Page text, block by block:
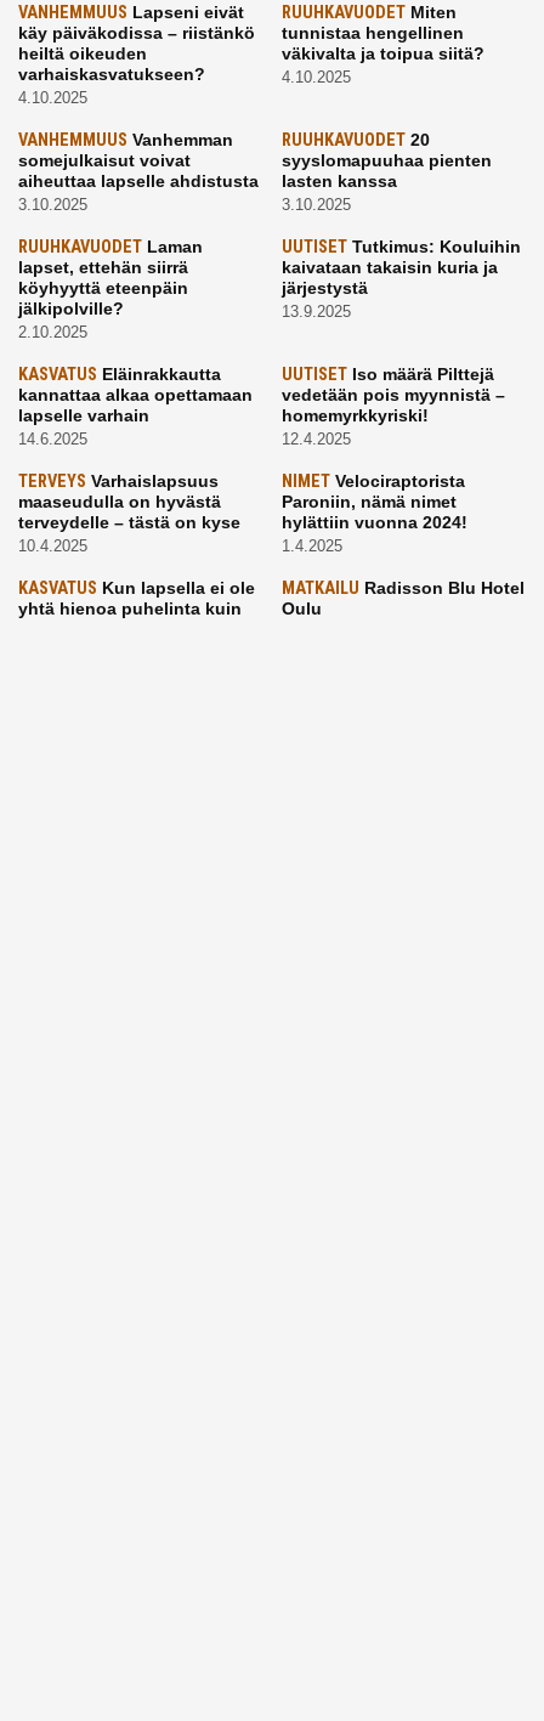
VANHEMMUUS Lapseni eivät
käy päiväkodissa – riistänkö
heiltä oikeuden
varhaiskasvatukseen?
4.10.2025
RUUHKAVUODETMiten
tunnistaa hengellinen
väkivalta ja toipua siitä?
4.10.2025
VANHEMMUUS Vanhemman
somejulkaisut voivat
aiheuttaa lapselle ahdistusta
3.10.2025
RUUHKAVUODET20
syyslomapuuhaa pienten
lasten kanssa
3.10.2025
RUUHKAVUODET Laman
lapset, ettehän siirrä
köyhyyttä eteenpäin
jälkipolville?
2.10.2025
UUTISETTutkimus: Kouluihin
kaivataan takaisin kuria ja
järjestystä
13.9.2025
KASVATUS Eläinrakkautta
kannattaa alkaa opettamaan
lapselle varhain
14.6.2025
UUTISETIso määrä Pilttejä
vedetään pois myynnistä –
homemyrkkyriski!
12.4.2025
TERVEYS Varhaislapsuus
maaseudulla on hyvästä
terveydelle – tästä on kyse
10.4.2025
NIMETVelociraptorista
Paroniin, nämä nimet
hylättiin vuonna 2024!
1.4.2025
KASVATUS Kun lapsella ei ole
yhtä hienoa puhelinta kuin
MATKAILU Radisson Blu Hotel
Oulu